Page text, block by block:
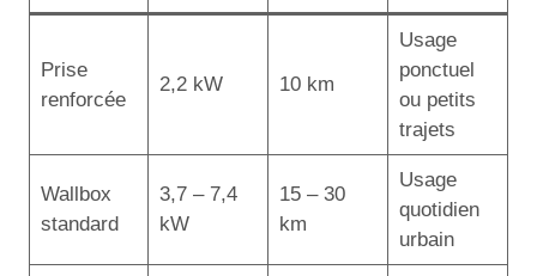
Prise
renforcée
2,2 kW 10 km
Usage
ponctuel
ou petits
trajets
Wallbox
standard
3,7 – 7,4
kW
15 – 30
km
Usage
quotidien
urbain